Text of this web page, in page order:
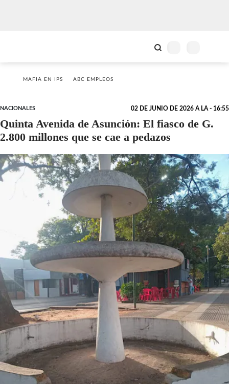
MAFIA EN IPS ABC EMPLEOS
NACIONALES 02 DE JUNIO DE 2026 A LA - 16:55
Quinta Avenida de Asunción: El fiasco de G.
2.800 millones que se cae a pedazos